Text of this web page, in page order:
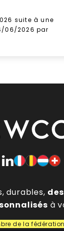
suite à une
06/2026 par
durables,
à
de la fédération